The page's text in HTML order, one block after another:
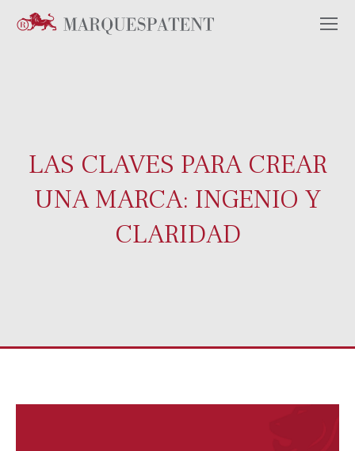
LAS CLAVES PARA CREAR
UNA MARCA: INGENIO Y
CLARIDAD